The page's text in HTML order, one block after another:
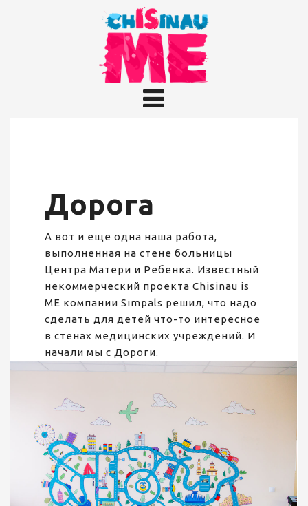
Дорога
А вот и еще одна наша работа,
выполненная на стене больницы
Центра Матери и Ребенка. Известный
некоммерческий проекта Chisinau is
ME компании Simpals решил, что надо
сделать для детей что-то интересное
в стенах медицинских учреждений. И
начали мы с Дороги.